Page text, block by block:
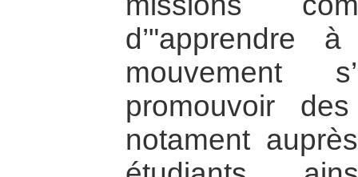
d’"apprendre
mouvement
promouvoir
notament